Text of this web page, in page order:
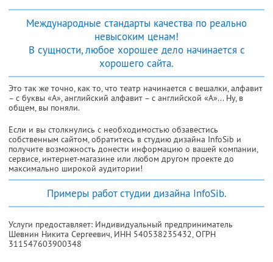
Международные стандарты качества по реально
невысоким ценам!
В сущности, любое хорошее дело начинается с
хорошего сайта.
Это так же точно, как то, что театр начинается с вешалки, алфавит
– с буквы «А», английский алфавит – с английской «А»... Ну, в
общем, вы поняли.
Если и вы столкнулись с необходимостью обзавестись
собственным сайтом, обратитесь в студию дизайна InfoSib и
получите возможность донести информацию о вашей компании,
сервисе, интернет-магазине или любом другом проекте до
максимально широкой аудитории!
Примеры работ студии дизайна InfoSib.
Услуги предоставляет: Индивидуальный предприниматель
Шевнин Никита Сергеевич, ИНН 540538235432, ОГРН
311547603900348